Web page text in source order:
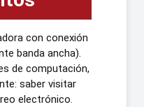
con conexión
banda ancha).
de computación,
saber visitar
electrónico.